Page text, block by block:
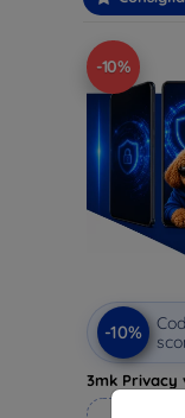
-10%
-10%
3mk